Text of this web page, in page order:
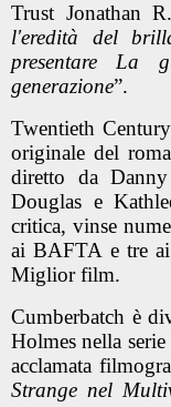
Trust Jonathan
l'eredità del
presentare La
generazione”.
Twentieth
originale del
diretto da
Douglas e
critica, vinse
ai BAFTA e tre
Miglior film.
Cumberbatch è
Holmes nella
acclamata
Strange nel